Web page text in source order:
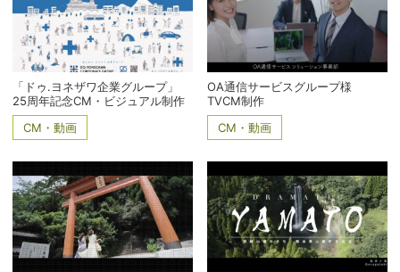
「ドゥ.ヨネザワ企業グループ」
25周年記念CM・ビジュアル制作
CM・動画
OA通信サービスグループ様
TVCM制作
CM・動画